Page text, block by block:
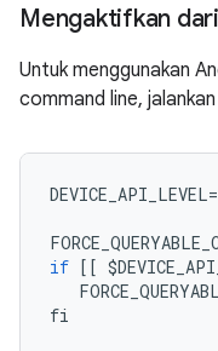
Mengaktifkan
Untuk menggunakan
command line,
DEVICE_API_LEVEL=
if [[ $
fi